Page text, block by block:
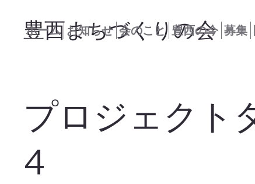
豊西まちづくりの会
ホーム お知らせ 会のこと 豊西の今 募集
プロジェクト
4